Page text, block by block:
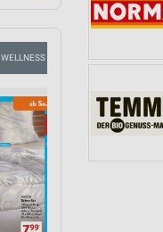
WELLNESS FÜR ZUHAUSE